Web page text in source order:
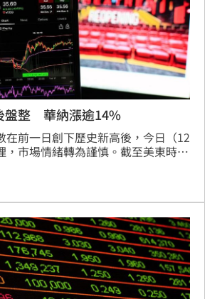
盤整 華納漲逾14%
在前一日創下歷史新高後，今日（12
，市場情緒轉為謹慎。截至美東時間
普500指數上漲2.32點，或0.04%，
點；費城半導體指數上漲12.88，
點。